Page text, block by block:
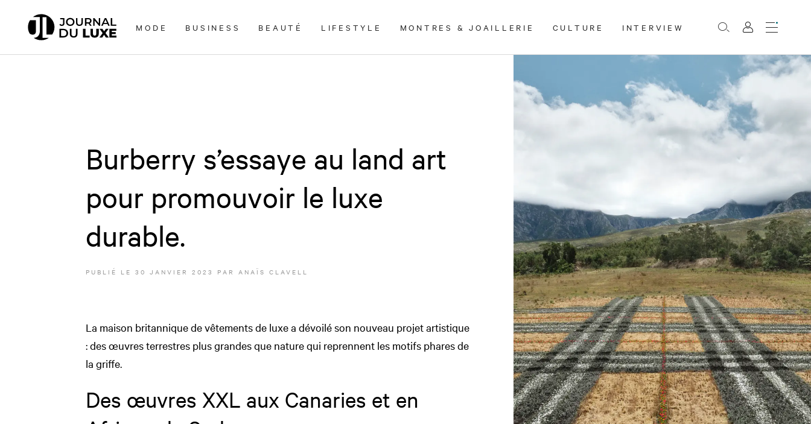
directement
MODE BUSINESS BEAUTÉ LIFESTYLE MONTRES & JOAILLERIE CULTURE INTERVIEW Rechercher
Mon
compte
Menu
Burberry s’essaye au land art
pour promouvoir le luxe
durable.
PUBLIÉ LE 30 JANVIER 2023 PAR ANAÏS CLAVELL
La maison britannique de vêtements de luxe a dévoilé son nouveau projet artistique
: des œuvres terrestres plus grandes que nature qui reprennent les motifs phares de
la griffe.
Des œuvres XXL aux Canaries et en